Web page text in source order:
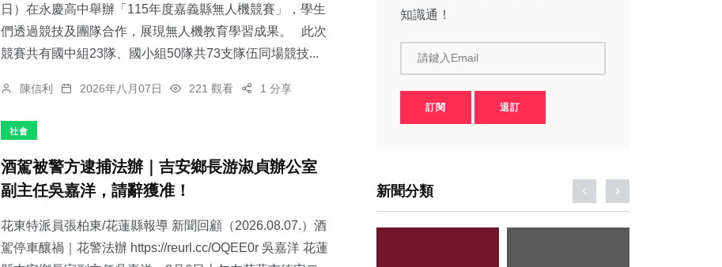
日）在永慶高中舉辦「115年度嘉義縣無人機競賽」，學生
們透過競技及團隊合作，展現無人機教育學習成果。 此次
競賽共有國中組23隊、國小組50隊共73支隊伍同場競技...
陳信利 2026年八月07日 221 觀看 1 分享
社會
酒駕被警方逮捕法辦｜吉安鄉長游淑貞辦公室
副主任吳嘉洋，請辭獲准！
花東特派員張柏東/花蓮縣報導 新聞回顧（2026.08.07.）酒
駕停車釀禍｜花警法辦 https://reurl.cc/OQEE0r 吳嘉洋 花蓮
知識通！
請鍵入Email
訂閱 退訂
新聞分類